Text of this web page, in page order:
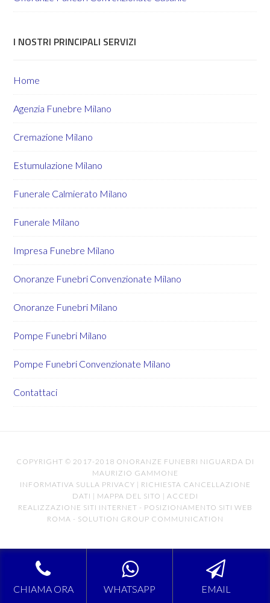
I NOSTRI PRINCIPALI SERVIZI
Home
Agenzia Funebre Milano
Cremazione Milano
Estumulazione Milano
Funerale Calmierato Milano
Funerale Milano
Impresa Funebre Milano
Onoranze Funebri Convenzionate Milano
Onoranze Funebri Milano
Pompe Funebri Milano
Pompe Funebri Convenzionate Milano
Contattaci
COPYRIGHT © 2017-2018 ONORANZE FUNEBRI NIGUARDA DI
MAURIZIO GAMMONE
INFORMATIVA SULLA PRIVACY | RICHIESTA CANCELLAZIONE
DATI | MAPPA DEL SITO | ACCEDI
REALIZZAZIONE SITI INTERNET - POSIZIONAMENTO SITI WEB
ROMA - SOLUTION GROUP COMMUNICATION
CHIAMA ORA WHATSAPP EMAIL